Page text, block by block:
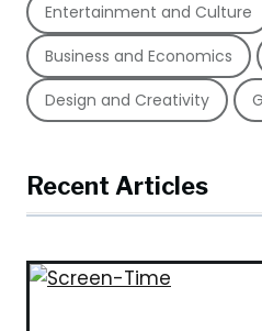
Entertainment and Culture
Business and Economics
Design and Creativity
Recent Articles